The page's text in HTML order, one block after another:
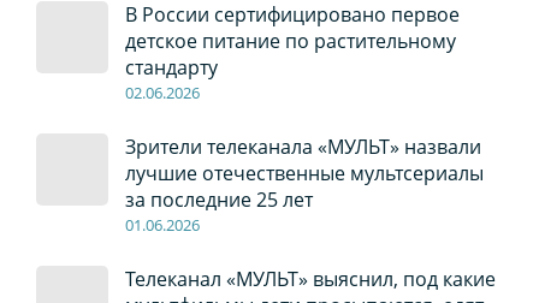
В России сертифицировано первое
детское питание по растительному
стандарту
02.06.2026
Зрители телеканала «МУЛЬТ» назвали
лучшие отечественные мультсериалы
за последние 25 лет
01.06.2026
Телеканал «МУЛЬТ» выяснил, под какие